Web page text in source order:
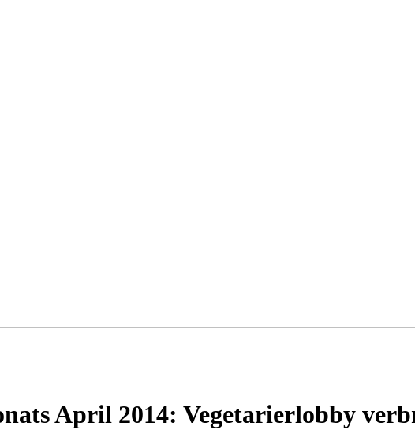
April 2014: Vegetarierlobby